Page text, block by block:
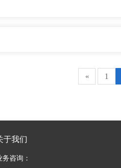
« 1
于我们
务咨询：